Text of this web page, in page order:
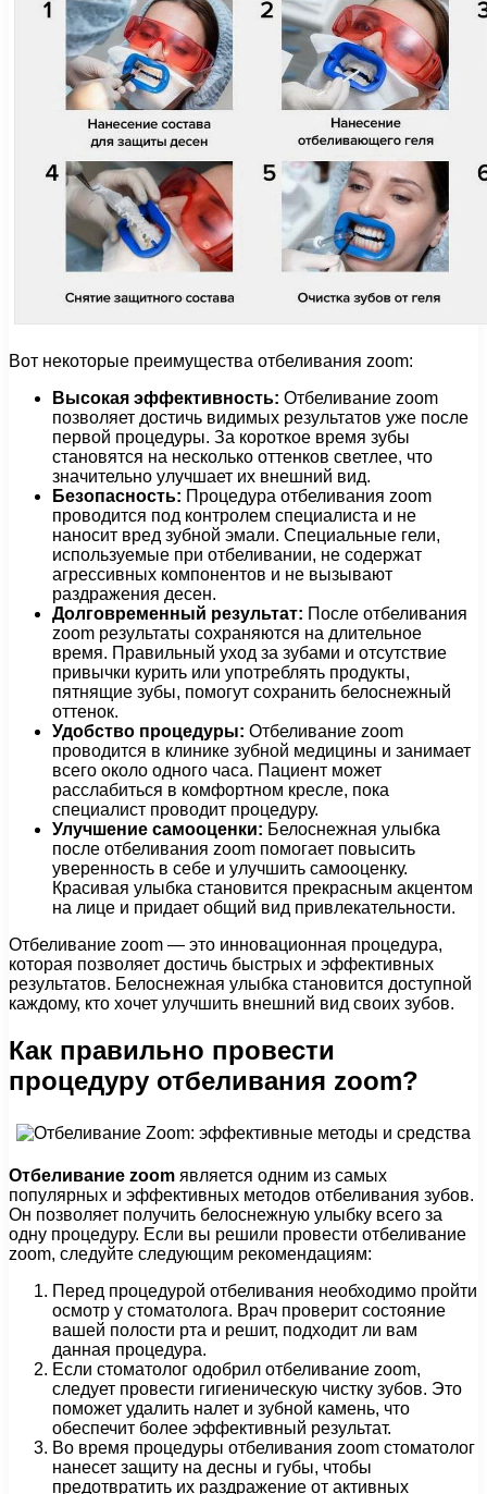
Вот некоторые преимущества отбеливания zoom:
Высокая эффективность: Отбеливание zoom
позволяет достичь видимых результатов уже после
первой процедуры. За короткое время зубы
становятся на несколько оттенков светлее, что
значительно улучшает их внешний вид.
Безопасность: Процедура отбеливания zoom
проводится под контролем специалиста и не
наносит вред зубной эмали. Специальные гели,
используемые при отбеливании, не содержат
агрессивных компонентов и не вызывают
раздражения десен.
Долговременный результат: После отбеливания
zoom результаты сохраняются на длительное
время. Правильный уход за зубами и отсутствие
привычки курить или употреблять продукты,
пятнящие зубы, помогут сохранить белоснежный
оттенок.
Удобство процедуры: Отбеливание zoom
проводится в клинике зубной медицины и занимает
всего около одного часа. Пациент может
расслабиться в комфортном кресле, пока
специалист проводит процедуру.
Улучшение самооценки: Белоснежная улыбка
после отбеливания zoom помогает повысить
уверенность в себе и улучшить самооценку.
Красивая улыбка становится прекрасным акцентом
на лице и придает общий вид привлекательности.
Отбеливание zoom — это инновационная процедура,
которая позволяет достичь быстрых и эффективных
результатов. Белоснежная улыбка становится доступной
каждому, кто хочет улучшить внешний вид своих зубов.
Как правильно провести
процедуру отбеливания zoom?
Отбеливание zoom является одним из самых
популярных и эффективных методов отбеливания зубов.
Он позволяет получить белоснежную улыбку всего за
одну процедуру. Если вы решили провести отбеливание
zoom, следуйте следующим рекомендациям:
Перед процедурой отбеливания необходимо пройти
осмотр у стоматолога. Врач проверит состояние
вашей полости рта и решит, подходит ли вам
данная процедура.
Если стоматолог одобрил отбеливание zoom,
следует провести гигиеническую чистку зубов. Это
поможет удалить налет и зубной камень, что
обеспечит более эффективный результат.
Во время процедуры отбеливания zoom стоматолог
нанесет защиту на десны и губы, чтобы
предотвратить их раздражение от активных